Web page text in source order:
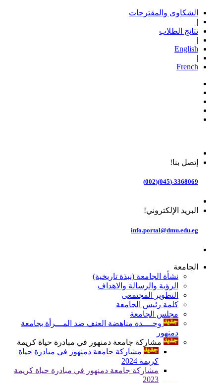
الشكاوى والمقترحات
|
نتائج الطلاب
|
English
|
French
إتصل بنا!
3368069-(045)(002)
البريد الإلكتروني!
info.portal@dmu.edu.eg
الجامعة
نشأة الجامعة (نبذة تاريخية)
الرؤية والرسالة والاهداف
التطوير المجتمعى
كلمة رئيس الجامعة
مجلس الجامعة
وحــــدة مناهضة العنف ضد المـــرأة بجامعة
دمنهور
مشاركة جامعة دمنهور في مبادرة حياة كريمة
مشاركة جامعة دمنهور في مبادرة حياة
كريمة 2024
مشاركة جامعة دمنهور في مبادرة حياة كريمة
2023